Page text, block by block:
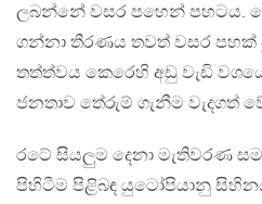
ලබන්නේ වසර පහෙන් පහටය.
ගන්නා තීරණය තවත් වසර පහක්
තත්ත්වය කෙරෙහි අඩු වැඩි
ජනතාව තේරුම් ගැනීම වැදගත්
රටේ සියලුම දෙනා මැතිවරණ
පිහිටීම පිළිබඳ යුටෝපියානු